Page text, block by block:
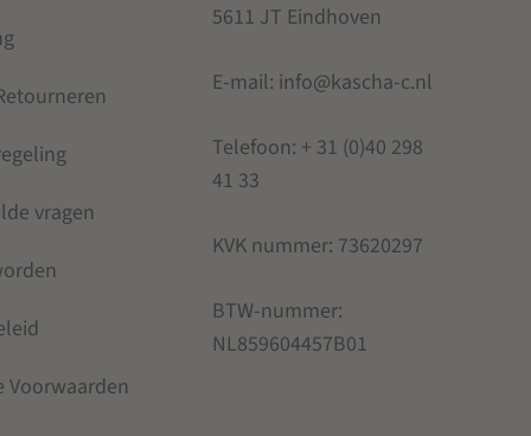
vragen
Voorwaarden
5611 JT Eindhoven
E-mail: info@kascha-c.nl
Telefoon: + 31 (0)40 298
41 33
KVK nummer: 73620297
BTW-nummer:
NL859604457B01